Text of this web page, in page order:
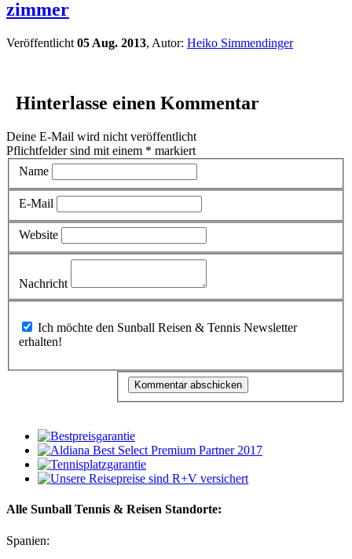
zimmer
Veröffentlicht 05 Aug. 2013, Autor: Heiko Simmendinger
Hinterlasse einen Kommentar
Deine E-Mail wird nicht veröffentlicht
Pflichtfelder sind mit einem * markiert
Name
E-Mail
Website
Nachricht
erhalten!
Alle Sunball Tennis & Reisen Standorte:
Spanien: